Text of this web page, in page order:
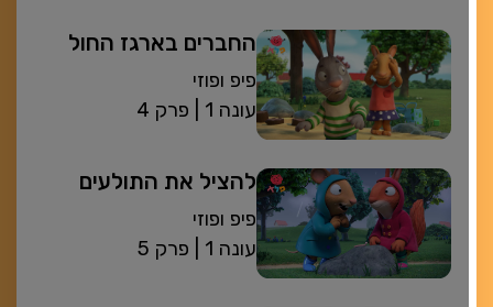
החברים בארגז החול
פיפ ופוזי
פרק 4
| עונה 1
להציל את התולעים
פיפ ופוזי
פרק 5
| עונה 1